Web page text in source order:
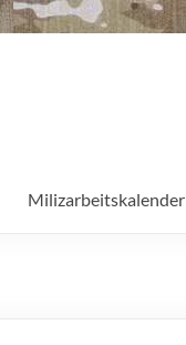
Milizarbeitskalender